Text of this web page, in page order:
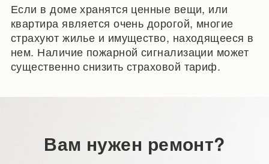
Если в доме хранятся ценные вещи, или
квартира является очень дорогой, многие
страхуют жилье и имущество, находящееся в
нем. Наличие пожарной сигнализации может
существенно снизить страховой тариф.
Вам нужен ремонт?